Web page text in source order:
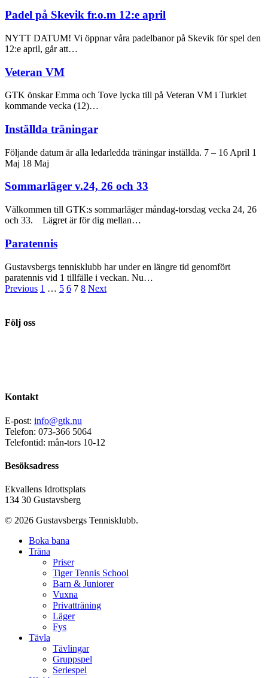
Padel på Skevik fr.o.m 12:e april
NYTT DATUM! Vi öppnar våra padelbanor på Skevik för spel den
12:e april, går att…
Veteran VM
GTK önskar Emma och Tove lycka till på Veteran VM i Turkiet
kommande vecka (12)…
Inställda träningar
Följande datum är alla ledarledda träningar inställda. 7 – 16 April 1
Maj 18 Maj
Sommarläger v.24, 26 och 33
Välkommen till GTK:s sommarläger måndag-torsdag vecka 24, 26
och 33. Lägret är för dig mellan…
Paratennis
Gustavsbergs tennisklubb har under en längre tid genomfört
paratennis vid 1 tillfälle i veckan. Nu…
Previous 1 … 5 6 7 8 Next
Följ oss
Kontakt
E-post: info@gtk.nu
Telefon: 073-366 5064
Telefontid: mån-tors 10-12
Besöksadress
Ekvallens Idrottsplats
134 30 Gustavsberg
© 2026 Gustavsbergs Tennisklubb.
Boka bana
Träna
Priser
Tiger Tennis School
Barn & Juniorer
Vuxna
Privatträning
Läger
Fys
Tävla
Tävlingar
Gruppspel
Seriespel